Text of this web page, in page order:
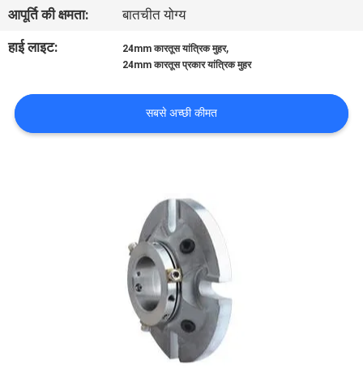
गुणवत्ता
संपर्क
आपूर्ति की क्षमता:
बातचीत योग्य
हाई लाइट:
24mm कारतूस यांत्रिक मुहर,
24mm कारतूस प्रकार यांत्रिक मुहर
सबसे अच्छी कीमत